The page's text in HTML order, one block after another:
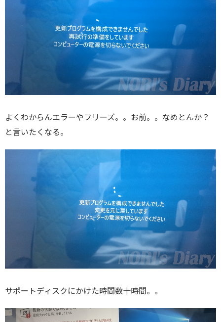
よくわからんエラーやフリーズ。。お前。。なめとんか？
と言いたくなる。
サポートディスクにかけた時間数十時間。。